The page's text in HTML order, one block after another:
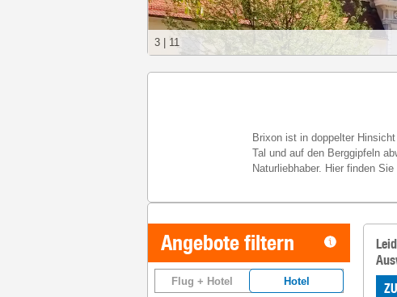
3 11
Brixon ist in doppelter
Tal und auf den Berggipfeln
Naturliebhaber. Hier finden
Angebote filtern
Flug + Hotel Hotel